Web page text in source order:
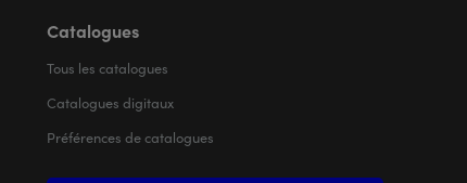
Catalogues
Tous les catalogues
Catalogues digitaux
Préférences de catalogues